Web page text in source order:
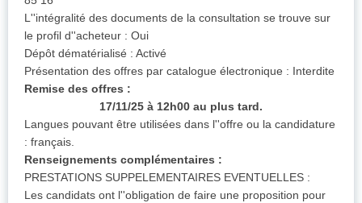
L''intégralité des documents de la consultation se trouve sur
le profil d''acheteur : Oui
Dépôt dématérialisé : Activé
Présentation des offres par catalogue électronique : Interdite
Remise des offres :
17/11/25 à 12h00 au plus tard.
Langues pouvant être utilisées dans l''offre ou la candidature
: français.
Renseignements complémentaires :
PRESTATIONS SUPPELEMENTAIRES EVENTUELLES :
Les candidats ont l''obligation de faire une proposition pour